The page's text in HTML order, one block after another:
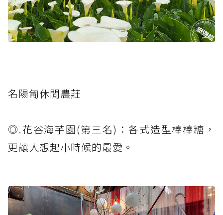
名陽匍休閒農莊
◎.花谷海芋園(第三名)：各式造型棒棒糖，
更讓人想起小時候的最愛。